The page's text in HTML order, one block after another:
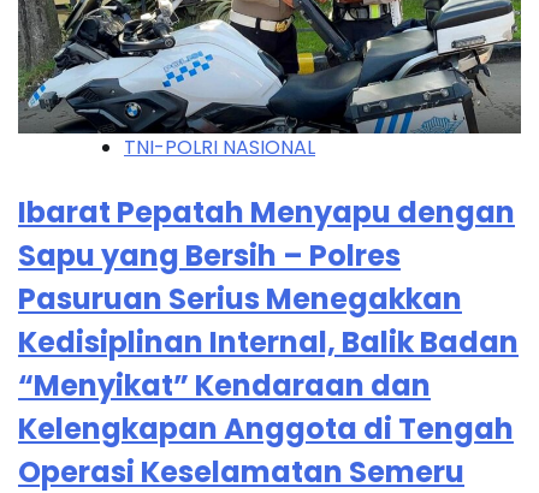
TNI-POLRI NASIONAL
Ibarat Pepatah Menyapu dengan
Sapu yang Bersih – Polres
Pasuruan Serius Menegakkan
Kedisiplinan Internal, Balik Badan
“Menyikat” Kendaraan dan
Kelengkapan Anggota di Tengah
Operasi Keselamatan Semeru